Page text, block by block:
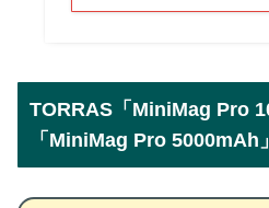
TORRAS「MiniMag Pro
「MiniMag Pro 5000mAh